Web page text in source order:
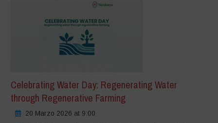
Celebrating Water Day: Regenerating Water
through Regenerative Farming
20 Marzo 2026 at 9:00